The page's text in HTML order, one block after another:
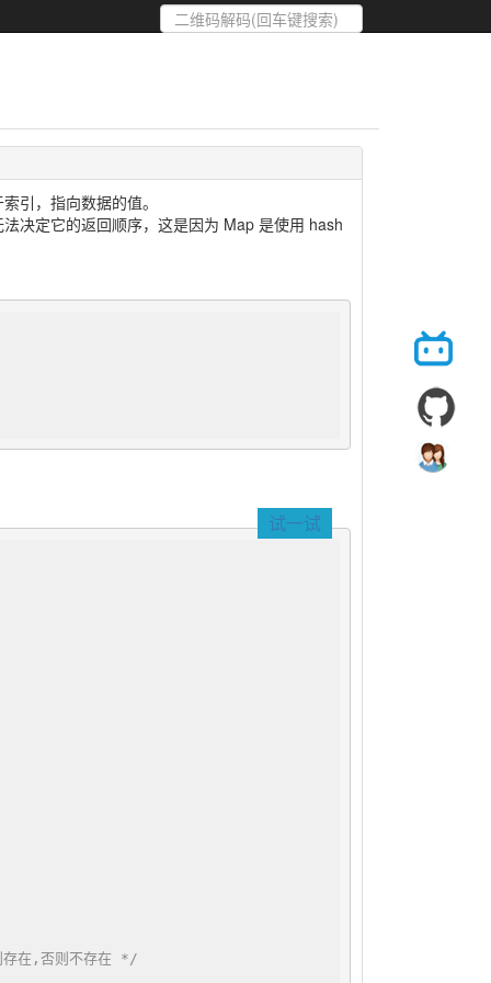
引，指向数据的值。
决定它的返回顺序，这是因为 Map 是使用 hash
试一试
在,否则不存在 */